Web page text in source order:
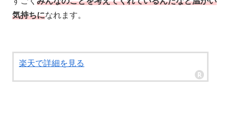
気持ちになれます。
楽天で詳細を見る